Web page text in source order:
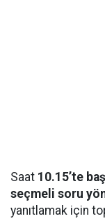
Saat 10.15’te
seçmeli soru
yanıtlamak için